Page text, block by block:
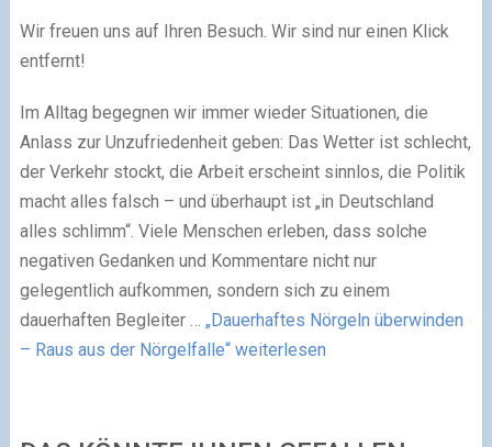
Wir freuen uns auf Ihren Besuch. Wir sind nur einen Klick
entfernt!
Im Alltag begegnen wir immer wieder Situationen, die
Anlass zur Unzufriedenheit geben: Das Wetter ist schlecht,
der Verkehr stockt, die Arbeit erscheint sinnlos, die Politik
macht alles falsch – und überhaupt ist „in Deutschland
alles schlimm“. Viele Menschen erleben, dass solche
negativen Gedanken und Kommentare nicht nur
gelegentlich aufkommen, sondern sich zu einem
dauerhaften Begleiter … „Dauerhaftes Nörgeln überwinden
– Raus aus der Nörgelfalle“ weiterlesen